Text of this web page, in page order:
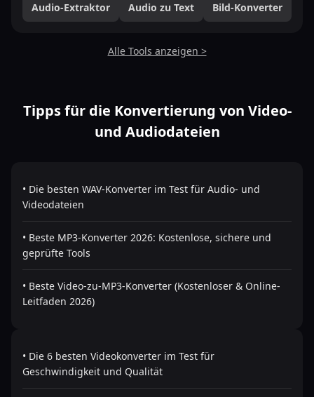
Audio-Extraktor Audio zu Text Bild-Konverter
Alle Tools anzeigen >
Tipps für die Konvertierung von Video-
und Audiodateien
• Die besten WAV-Konverter im Test für Audio- und
Videodateien
• Beste MP3-Konverter 2026: Kostenlose, sichere und
geprüfte Tools
• Beste Video-zu-MP3-Konverter (Kostenloser & Online-
Leitfaden 2026)
• Die 6 besten Videokonverter im Test für
Geschwindigkeit und Qualität